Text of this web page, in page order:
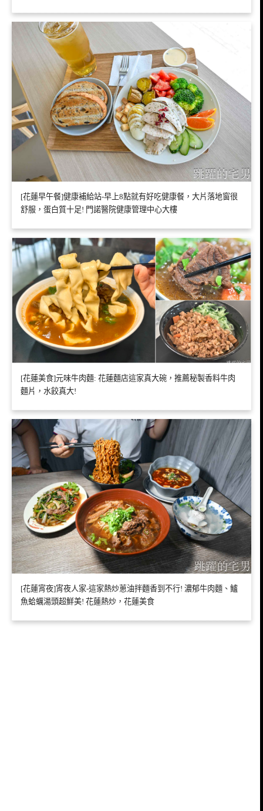
[花蓮早午餐]健康補給站-早上8點就有好吃健康餐，大片落地窗很
舒服，蛋白質十足! 門諾醫院健康管理中心大樓
[花蓮美食]元味牛肉麵: 花蓮麵店這家真大碗，推薦秘製香料牛肉
麵片，水餃真大!
[花蓮宵夜]宵夜人家-這家熱炒蔥油拌麵香到不行! 濃郁牛肉麵、鱸
魚蛤蠣湯頭超鮮美! 花蓮熱炒，花蓮美食